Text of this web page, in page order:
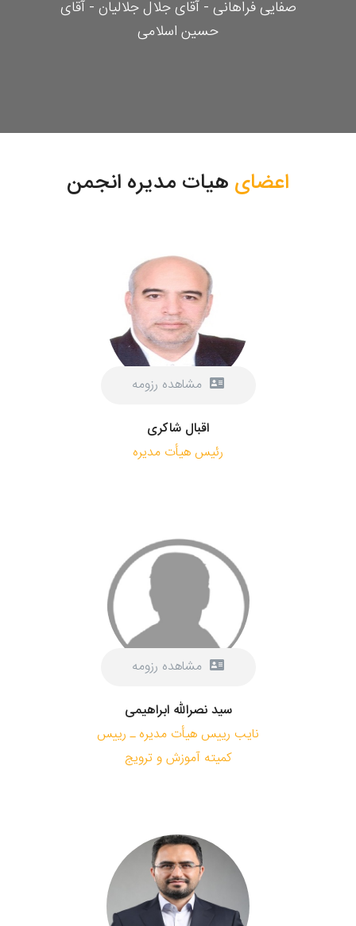
صفایی فراهانی - آقای جلال جلالیان - آقای
حسین اسلامی
اعضایهیات مدیره انجمن
مشاهده رزومه
اقبال شاکری
رئیس هیأت مدیره
مشاهده رزومه
سید نصرالله ابراهیمی
نایب رییس هیأت مدیره ـ رییس
کمیته آموزش و ترویج